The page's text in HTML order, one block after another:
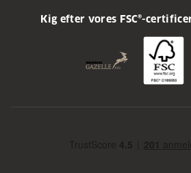
Kig efter vores FSC®-